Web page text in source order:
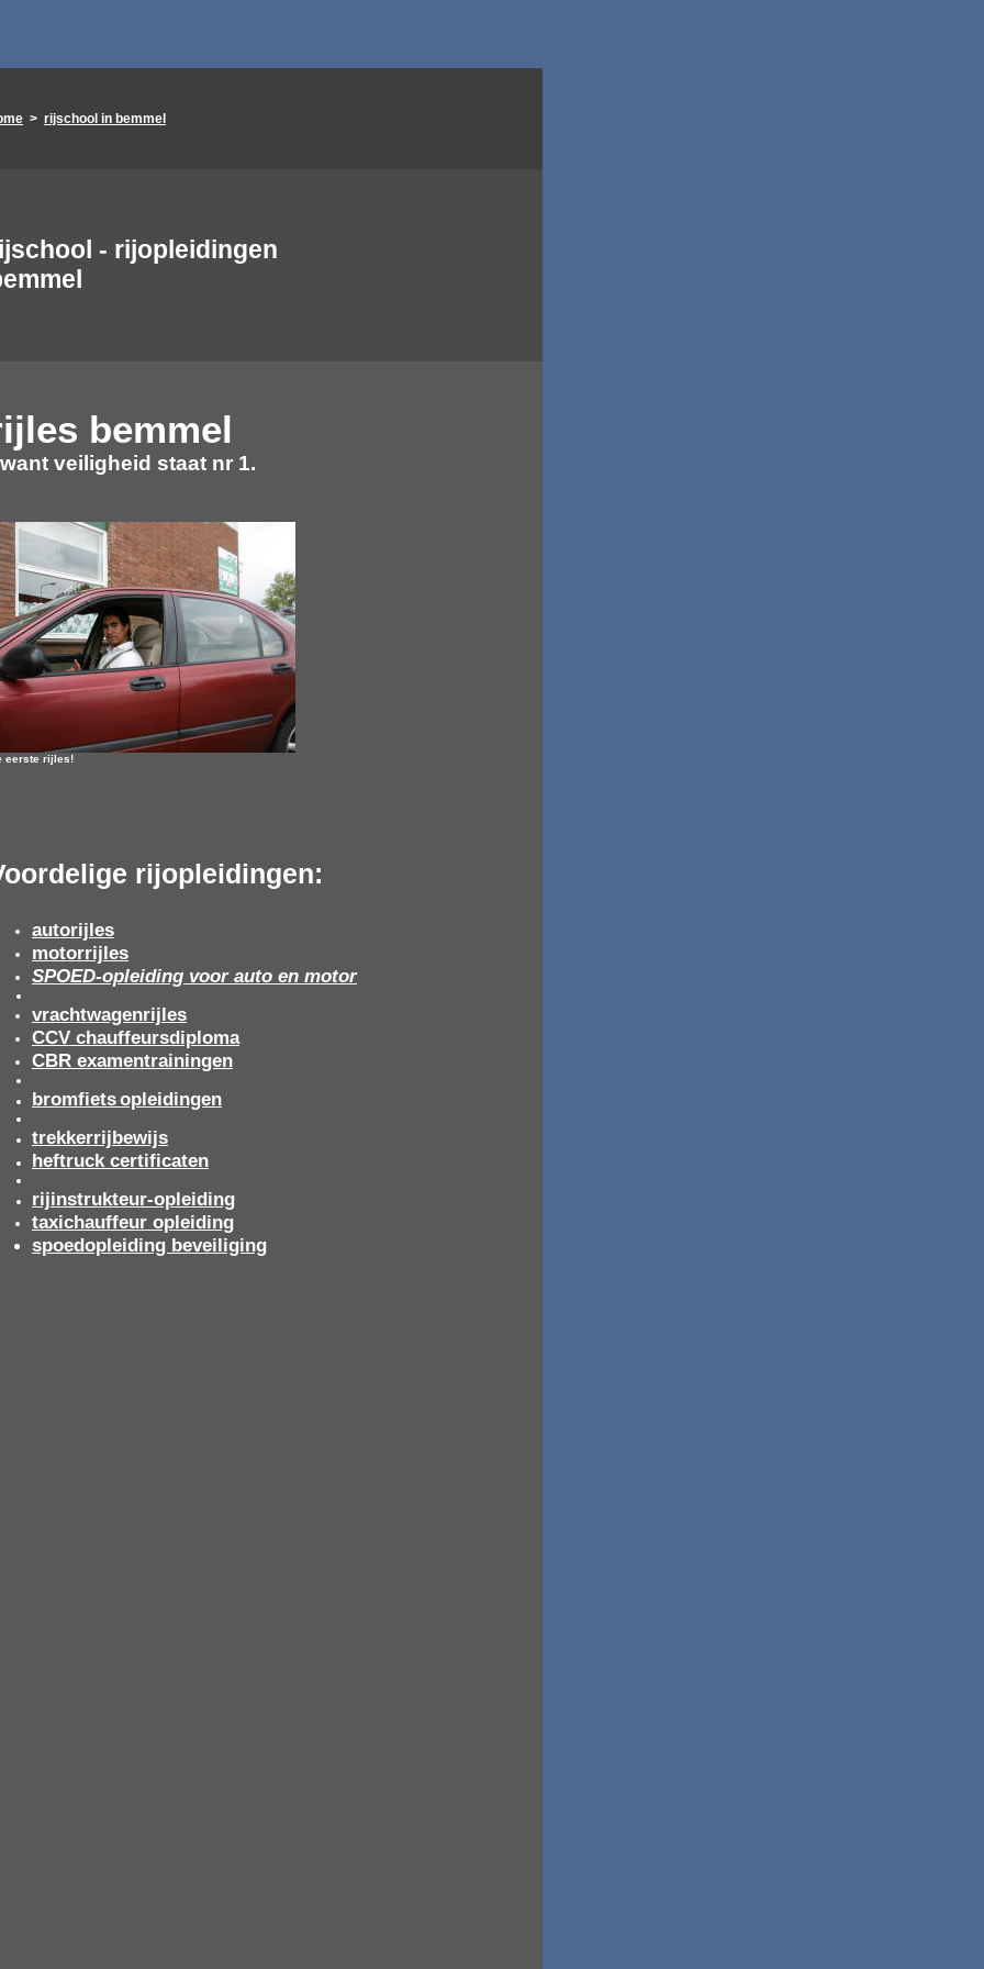
> rijschool in bemmel
- rijopleidingen
bemmel
veiligheid staat nr 1.
eerste rijles!
rijopleidingen:
autorijles
motorrijles
SPOED-opleiding voor auto en motor
vrachtwagenrijles
CCV chauffeursdiploma
CBR examentrainingen
bromfietsopleidingen
trekkerrijbewijs
heftruck certificaten
rijinstrukteur-opleiding
taxichauffeur opleiding
spoedopleiding beveiliging